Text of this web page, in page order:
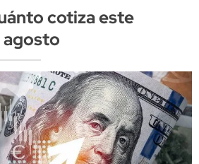
cotiza este